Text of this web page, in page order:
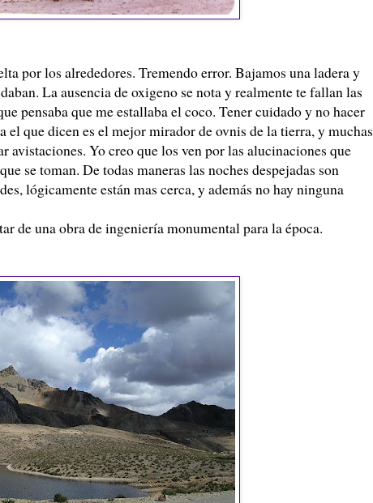
por los alrededores. Tremendo error. Bajamos una ladera y
La ausencia de oxigeno se nota y realmente te fallan las
pensaba que me estallaba el coco. Tener cuidado y no hacer
el que dicen es el mejor mirador deovnis de la tierra, y muchas
avistaciones. Yo creo que los ven por las alucinaciones que
se toman. De todas maneras las noches despejadas son
lógicamente están mas cerca, y además no hay ninguna
de una obra de ingeniería monumental para la época.